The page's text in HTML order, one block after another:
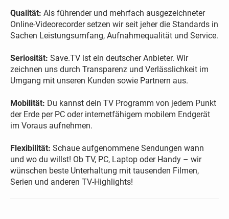
Qualität: Als führender und mehrfach ausgezeichneter
Online-Videorecorder setzen wir seit jeher die Standards in
Sachen Leistungsumfang, Aufnahmequalität und Service.
Seriosität: Save.TV ist ein deutscher Anbieter. Wir
zeichnen uns durch Transparenz und Verlässlichkeit im
Umgang mit unseren Kunden sowie Partnern aus.
Mobilität: Du kannst dein TV Programm von jedem Punkt
der Erde per PC oder internetfähigem mobilem Endgerät
im Voraus aufnehmen.
Flexibilität: Schaue aufgenommene Sendungen wann
und wo du willst! Ob TV, PC, Laptop oder Handy – wir
wünschen beste Unterhaltung mit tausenden Filmen,
Serien und anderen TV-Highlights!